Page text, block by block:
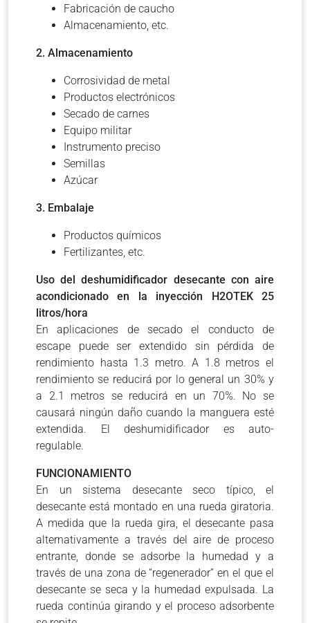
Fabricación de caucho
Almacenamiento, etc.
2. Almacenamiento
Corrosividad de metal
Productos electrónicos
Secado de carnes
Equipo militar
Instrumento preciso
Semillas
Azúcar
3. Embalaje
Productos químicos
Fertilizantes, etc.
Uso del deshumidificador desecante con aire
acondicionado en la inyección H2OTEK 25
litros/hora
En aplicaciones de secado el conducto de
escape puede ser extendido sin pérdida de
rendimiento hasta 1.3 metro. A 1.8 metros el
rendimiento se reducirá por lo general un 30% y
a 2.1 metros se reducirá en un 70%. No se
causará ningún daño cuando la manguera esté
extendida. El deshumidificador es auto-
regulable.
FUNCIONAMIENTO
En un sistema desecante seco típico, el
desecante está montado en una rueda giratoria.
A medida que la rueda gira, el desecante pasa
alternativamente a través del aire de proceso
entrante, donde se adsorbe la humedad y a
través de una zona de “regenerador” en el que el
desecante se seca y la humedad expulsada. La
rueda continúa girando y el proceso adsorbente